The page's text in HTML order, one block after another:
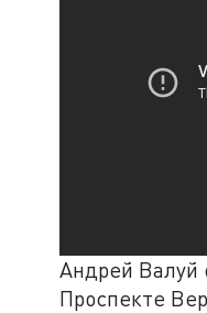
Андрей Валуй
Проспекте